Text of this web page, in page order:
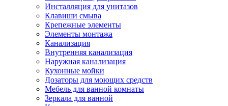
Инсталляция для унитазов
Клавиши смыва
Крепежные элементы
Элементы монтажа
Канализация
Внутренняя канализация
Наружная канализация
Кухонные мойки
Дозаторы для моющих средств
Мебель для ванной комнаты
Зеркала для ванной